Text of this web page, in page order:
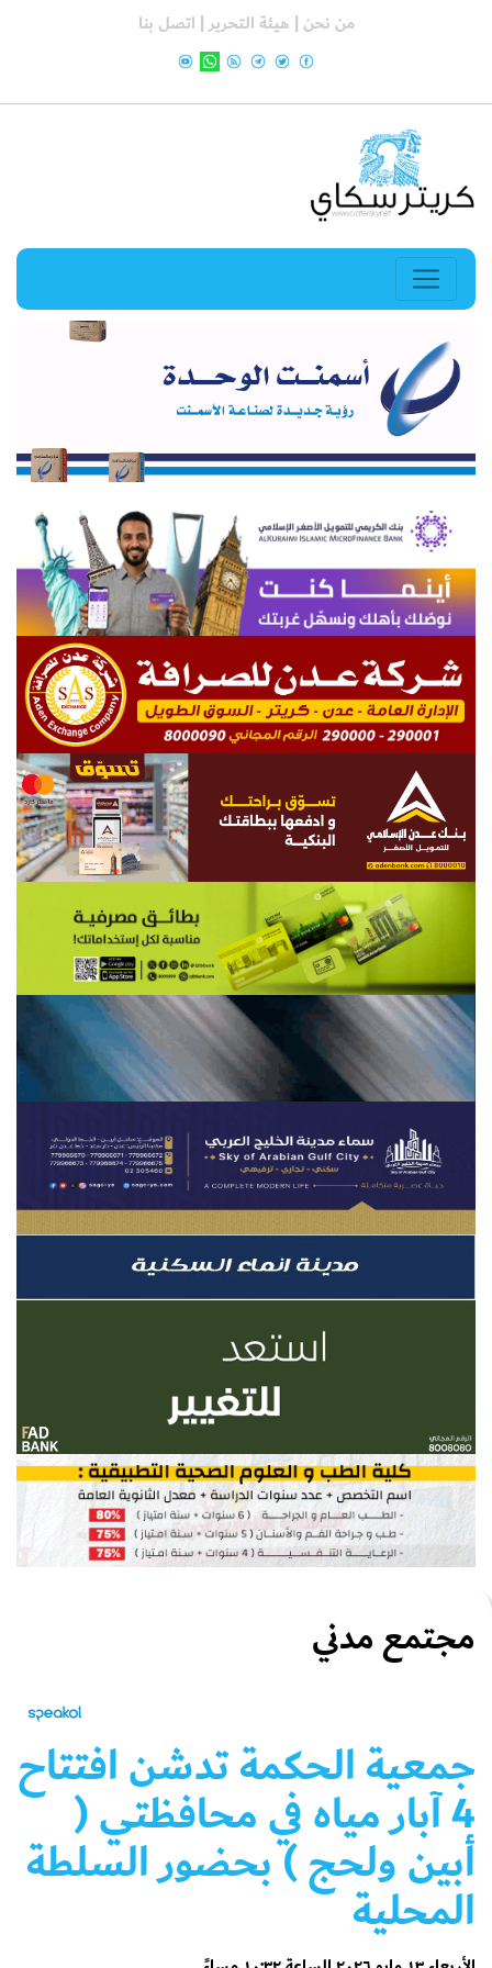
من نحن | هيئة التحرير | اتصل بنا
مجتمع مدني
جمعية الحكمة تدشن افتتاح
4 آبار مياه في محافظتي (
أبين ولحج ) بحضور السلطة
المحلية